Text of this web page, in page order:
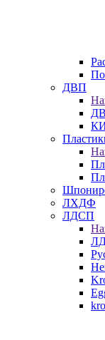
По
ДВП
ЛХДФ
ЛДСП